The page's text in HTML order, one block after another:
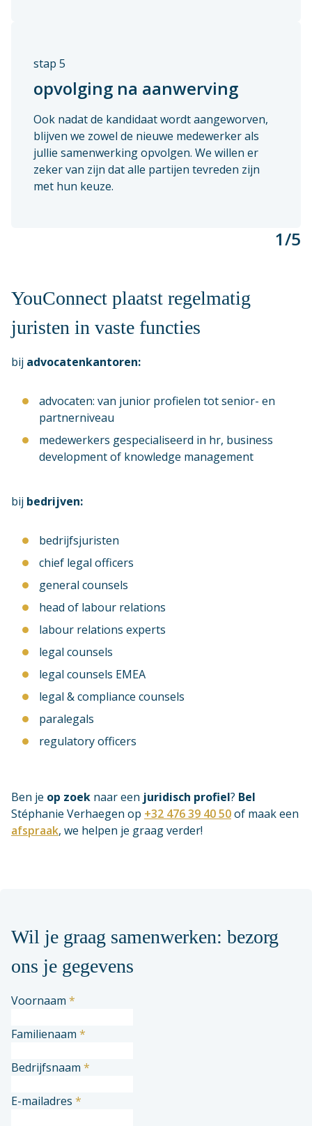
stap 5
opvolging na aanwerving
Ook nadat de kandidaat wordt aangeworven,
blijven we zowel de nieuwe medewerker als
jullie samenwerking opvolgen. We willen er
zeker van zijn dat alle partijen tevreden zijn
met hun keuze.
1/5
YouConnect plaatst regelmatig
juristen in vaste functies
bij advocatenkantoren:
advocaten: van junior profielen tot senior- en
partnerniveau
medewerkers gespecialiseerd in hr, business
development of knowledge management
bij bedrijven:
bedrijfsjuristen
chief legal officers
general counsels
head of labour relations
labour relations experts
legal counsels
legal counsels EMEA
legal & compliance counsels
paralegals
regulatory officers
Ben je op zoek naar een juridisch profiel? Bel
Stéphanie Verhaegen op +32 476 39 40 50of maak een
afspraak, we helpen je graag verder!
Wil je graag samenwerken: bezorg
ons je gegevens
Voornaam *
Familienaam *
Bedrijfsnaam *
E-mailadres *